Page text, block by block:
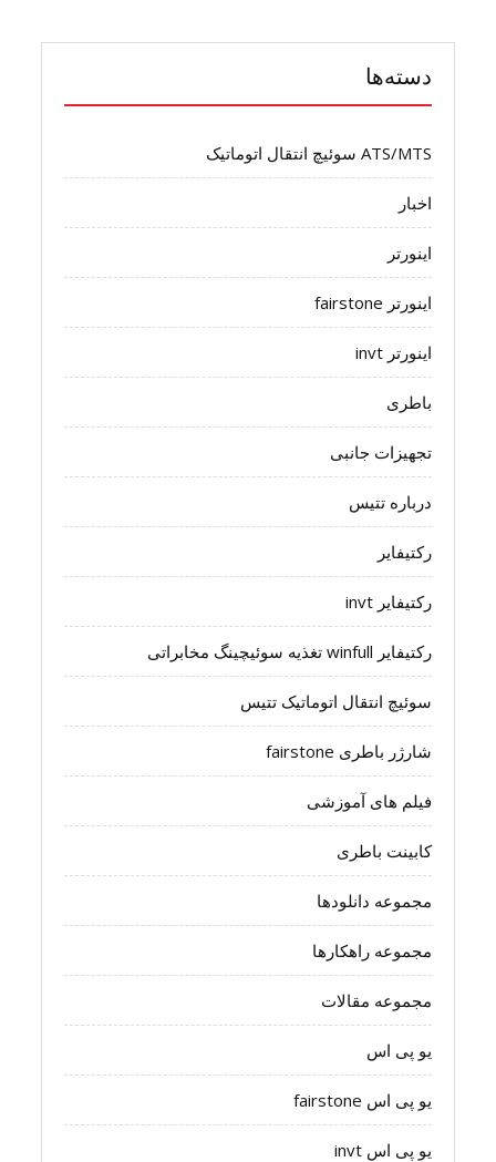
دسته‌ها
ATS/MTS سوئیچ انتقال اتوماتیک
اخبار
اینورتر
اینورتر fairstone
اینورتر invt
باطری
تجهیزات جانبی
درباره تتیس
رکتیفایر
رکتیفایر invt
رکتیفایر winfull تغذیه سوئیچینگ مخابراتی
سوئیچ انتقال اتوماتیک تتیس
شارژر باطری fairstone
فیلم های آموزشی
کابینت باطری
مجموعه دانلودها
مجموعه راهکارها
مجموعه مقالات
یو پی اس
یو پی اس fairstone
یو پی اس invt